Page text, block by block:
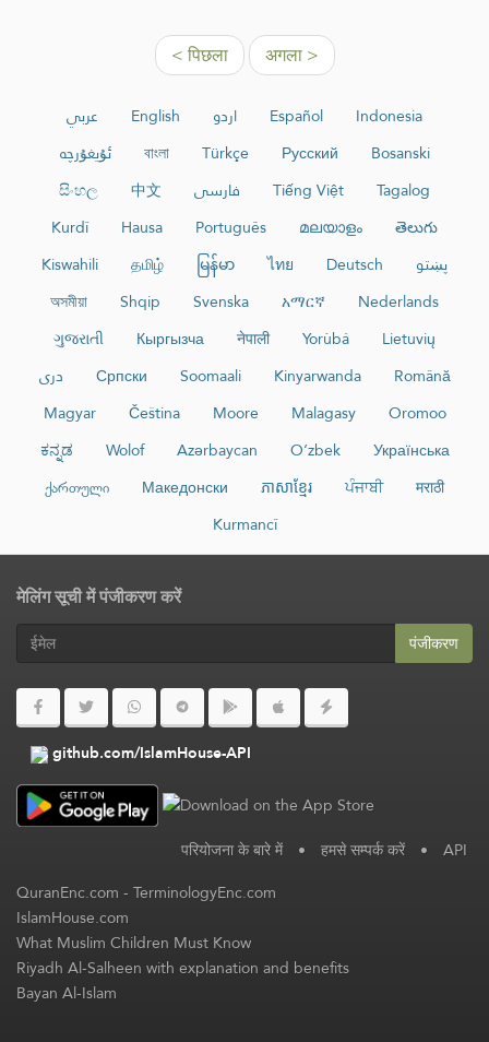
< पिछला अगला >
عربي English اردو Español
Indonesia
ئۇيغۇرچە
বাংলা Türkçe Русский
Bosanski
සිංහල
中文 فارسی Tiếng Việt
Tagalog
Kurdî
Hausa Português മലയാളം
తెలుగు
Kiswahili
தமிழ் မြန်မာ ไทย Deutsch
پښتو
অসমীয়া
Shqip Svenska አማርኛ
Nederlands
ગુજરાતી
Кыргызча नेपाली Yorùbá
Lietuvių
دری
Српски Soomaali Kinyarwanda
Română
Magyar
Čeština Moore Malagasy
Oromoo
ಕನ್ನಡ
Wolof Azərbaycan O‘zbek
Українська
ქართული
Македонски ភាសាខ្មែរ ਪੰਜਾਬੀ
मराठी
Kurmancî
मेलिंग सूची में पंजीकरण करें
पंजीकरण
github.com/IslamHouse-API
परियोजना के बारे में • हमसे सम्पर्क करें • API
QuranEnc.com-TerminologyEnc.com
IslamHouse.com
What Muslim Children Must Know
Riyadh Al-Salheen with explanation and benefits
Bayan Al-Islam